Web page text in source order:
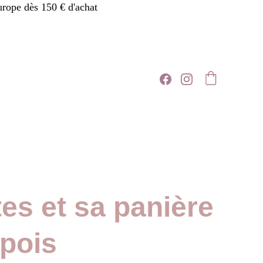
dès 150 € d'achat
et sa panière